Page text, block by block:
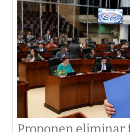
Proponen eliminar